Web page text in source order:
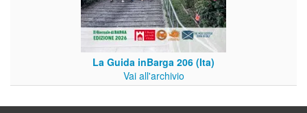
La Guida inBarga 206 (Ita)
Vai all'archivio